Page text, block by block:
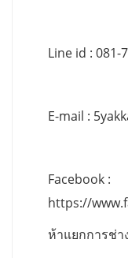
Line id : 081-
E-mail :
Facebook :
https://
ห้าแยกการช่า